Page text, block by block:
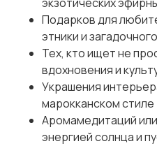
Подарков для
этники и
Тех, кто ищет не
вдохновения и
Украшения
марокканском стиле
Аромамедитаций
энергией солнца и